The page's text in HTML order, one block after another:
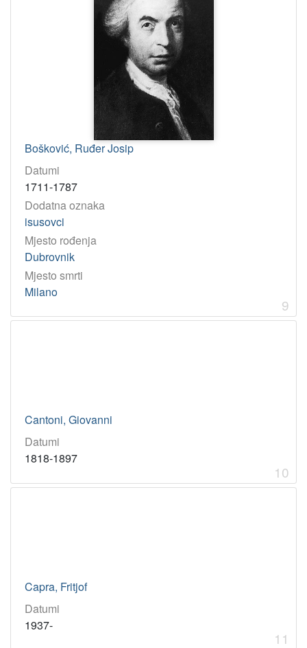
Bošković, Ruđer Josip
Datumi
1711-1787
Dodatna oznaka
isusovci
Mjesto rođenja
Dubrovnik
Mjesto smrti
Milano
9
Cantoni, Giovanni
Datumi
1818-1897
10
Capra, Fritjof
Datumi
1937-
11